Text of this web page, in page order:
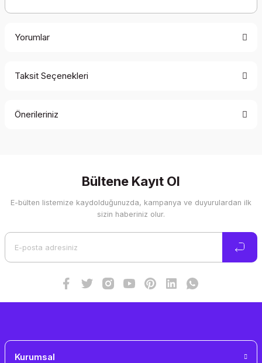
Yorumlar
Taksit Seçenekleri
Önerileriniz
Görüş ve önerileriniz için teşekkür ederiz.
Ürün resmi kalitesiz, bozuk veya görüntülenemiyor.
Bültene Kayıt Ol
E-bülten listemize kaydolduğunuzda, kampanya ve duyurulardan ilk
sizin haberiniz olur.
Kurumsal